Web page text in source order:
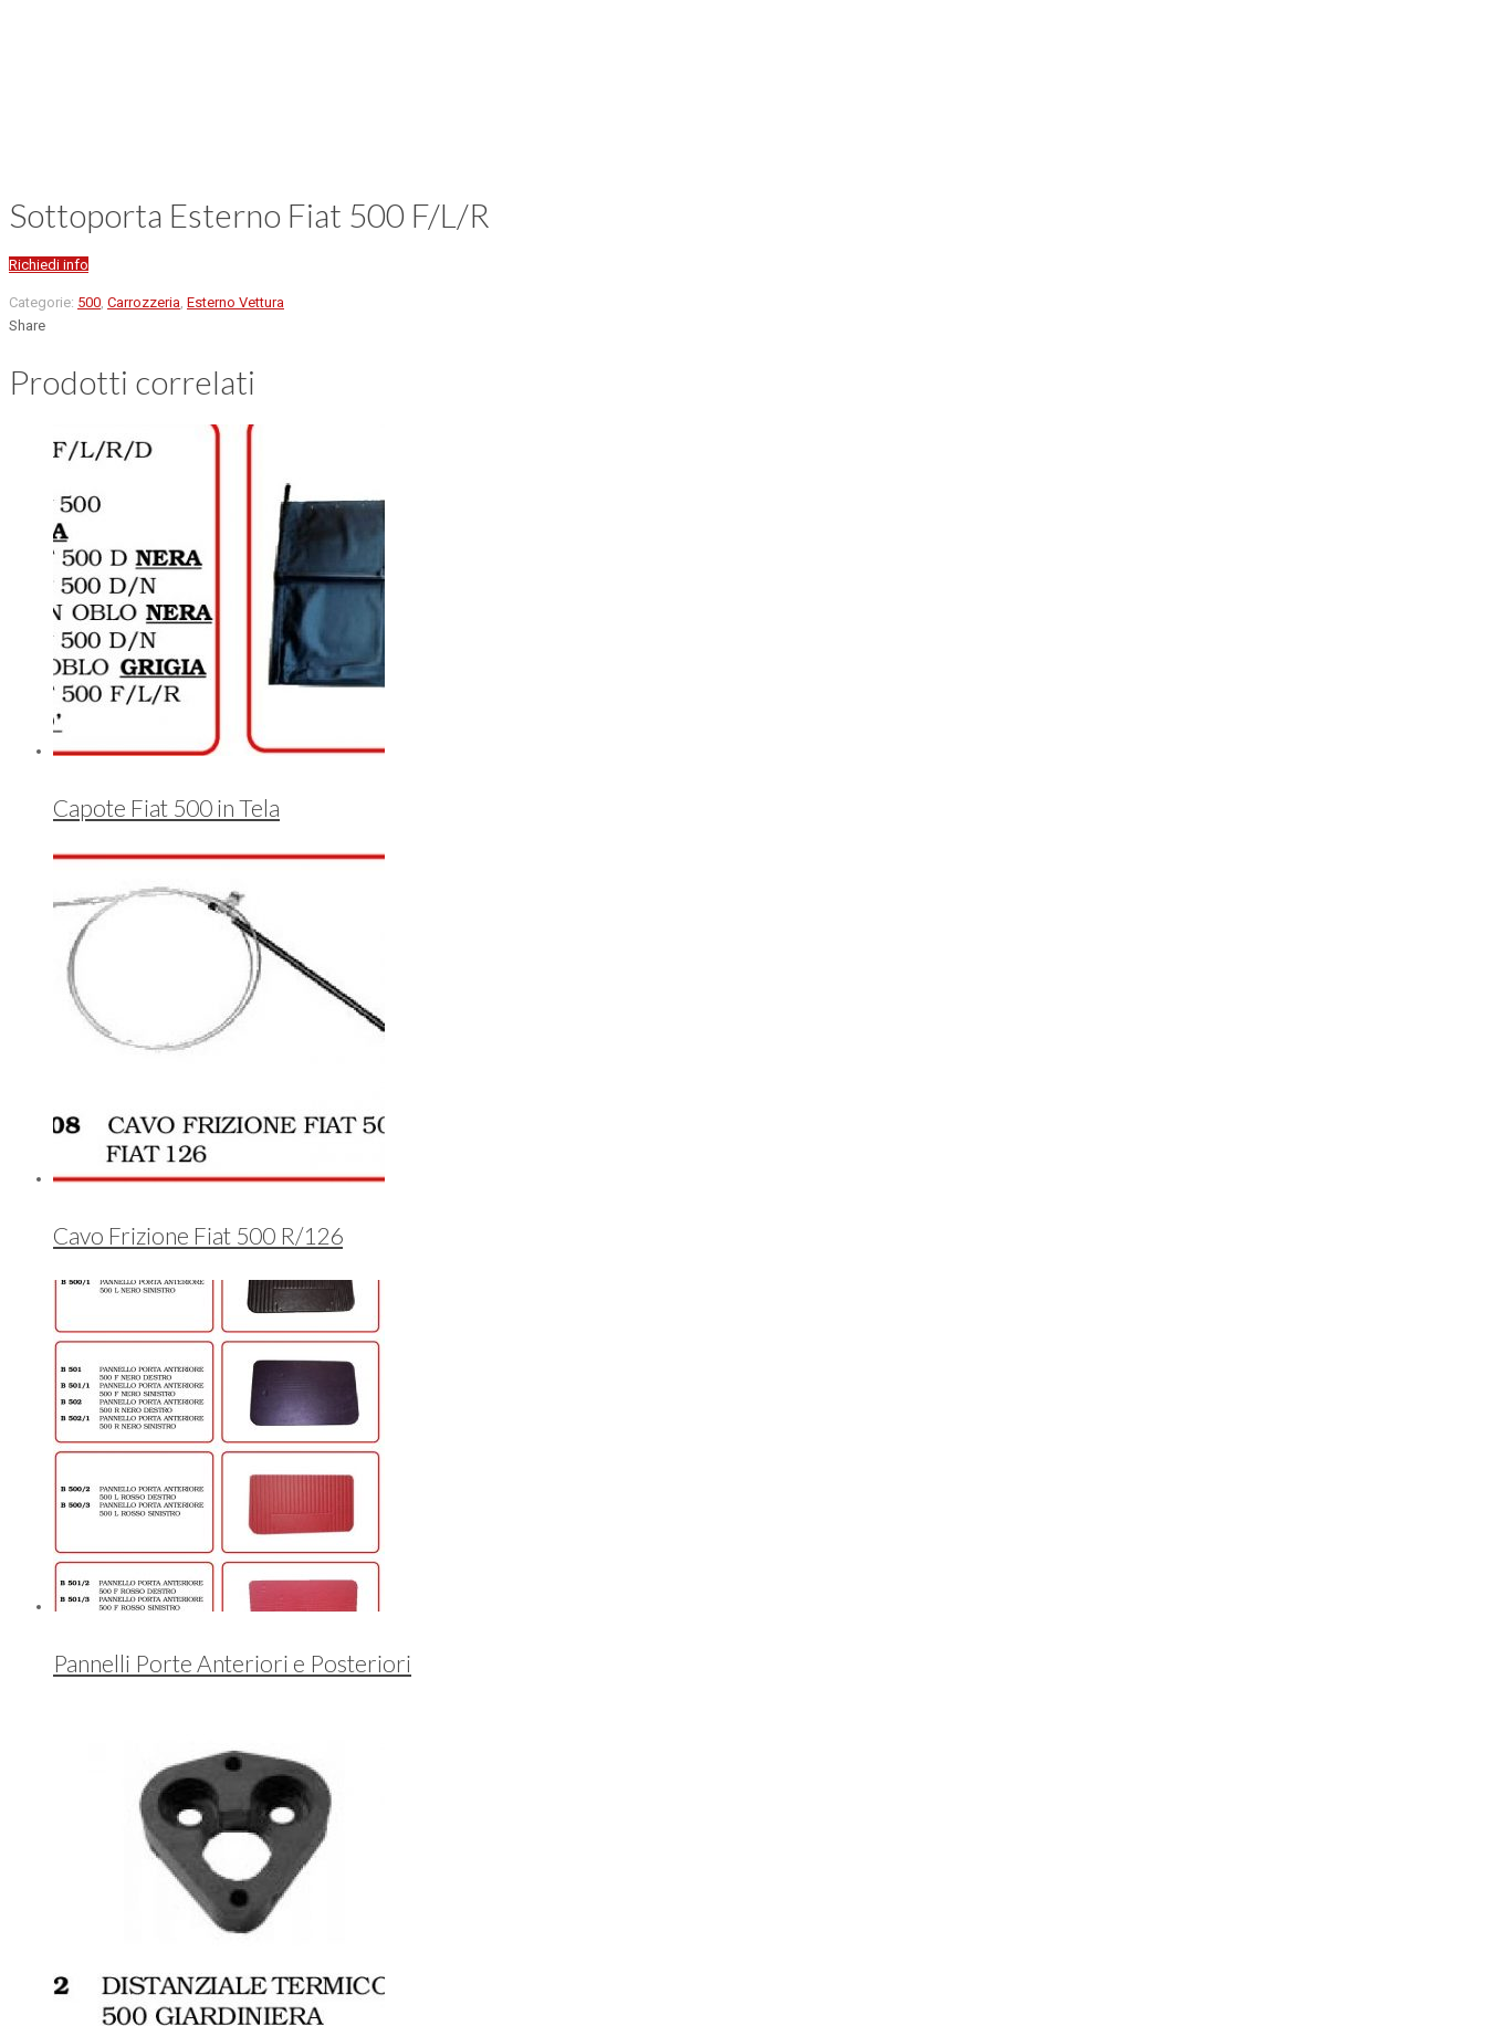
Sottoporta Esterno Fiat 500 F/L/R
Richiedi info
Categorie: 500 Carrozzeria Esterno Vettura
Share
Prodotti correlati
Capote Fiat 500 in Tela
Cavo Frizione Fiat 500 R/126
Pannelli Porte Anteriori e Posteriori